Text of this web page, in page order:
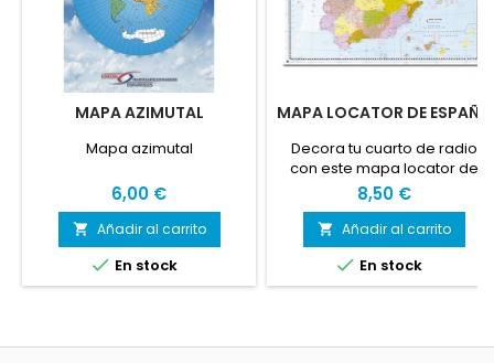
MAPA AZIMUTAL
Mapa azimutal
6,00 €
 Añadir al carrito
 En stock
MAPA LOCATOR DE ESPAÑA
Decora tu cuarto de radio
con este mapa locator de
España a todo color
8,50 €
 Añadir al carrito
 En stock